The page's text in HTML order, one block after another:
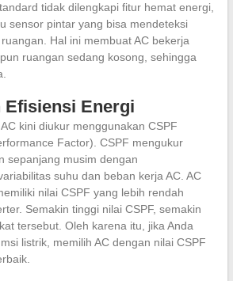
tidak dilengkapi fitur hemat energi,
sensor pintar yang bisa mendeteksi
Hal ini membuat AC bekerja
ruangan sedang kosong, sehingga
Efisiensi Energi
kini diukur menggunakan CSPF
Factor). CSPF mengukur
sepanjang musim dengan
suhu dan beban kerja AC. AC
nilai CSPF yang lebih rendah
Semakin tinggi nilai CSPF, semakin
tersebut. Oleh karena itu, jika Anda
listrik, memilih AC dengan nilai CSPF